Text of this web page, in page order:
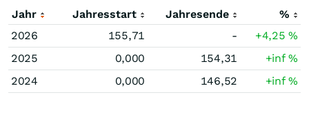
Jahr Jahresstart Jahresende
%
2026
155,71 - +4,25%
2025
0,000 154,31 +inf%
2024
0,000 146,52 +inf%